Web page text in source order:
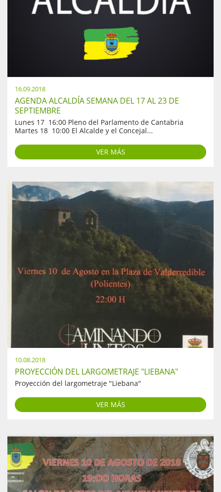
16.09.2018
AGENDA ALCALDÍA SEMANA DEL 17 AL 23 DE
SEPTIEMBRE
Lunes 17 16:00 Pleno del Parlamento de Cantabria
Martes 18 10:00 El Alcalde y el Concejal...
VER MÁS
10.08.2018
PROYECCIÓN DEL LARGOMETRAJE "LIEBANA"
Proyección del largometraje "Liebana"
VER MÁS